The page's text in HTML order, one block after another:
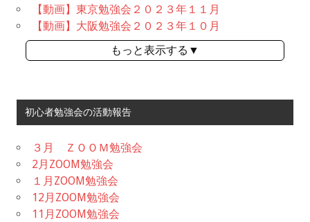
【動画】東京勉強会２０２３年１１月
【動画】大阪勉強会２０２３年１０月
もっと表示する▼
初心者勉強会の活動報告
３月 ＺＯＯＭ勉強会
2月ZOOM勉強会
１月ZOOM勉強会
12月ZOOM勉強会
11月ZOOM勉強会